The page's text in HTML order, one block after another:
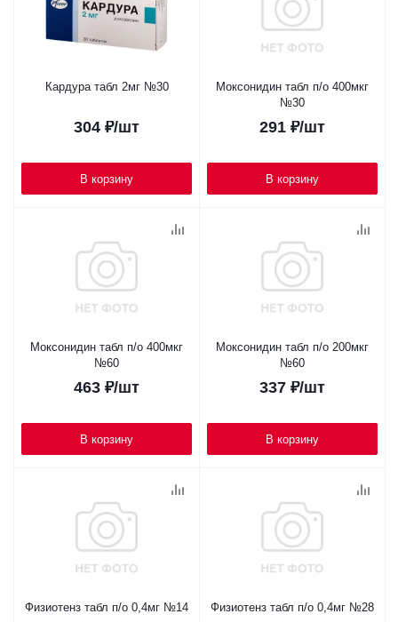
Кардура табл 2мг №30
304 ₽/шт
В корзину
Моксонидин табл п/о 400мкг
№30
291 ₽/шт
В корзину
Моксонидин табл п/о 400мкг
№60
463 ₽/шт
В корзину
Моксонидин табл п/о 200мкг
№60
337 ₽/шт
В корзину
Физиотенз табл п/о 0,4мг №14 Физиотенз табл п/о 0,4мг №28